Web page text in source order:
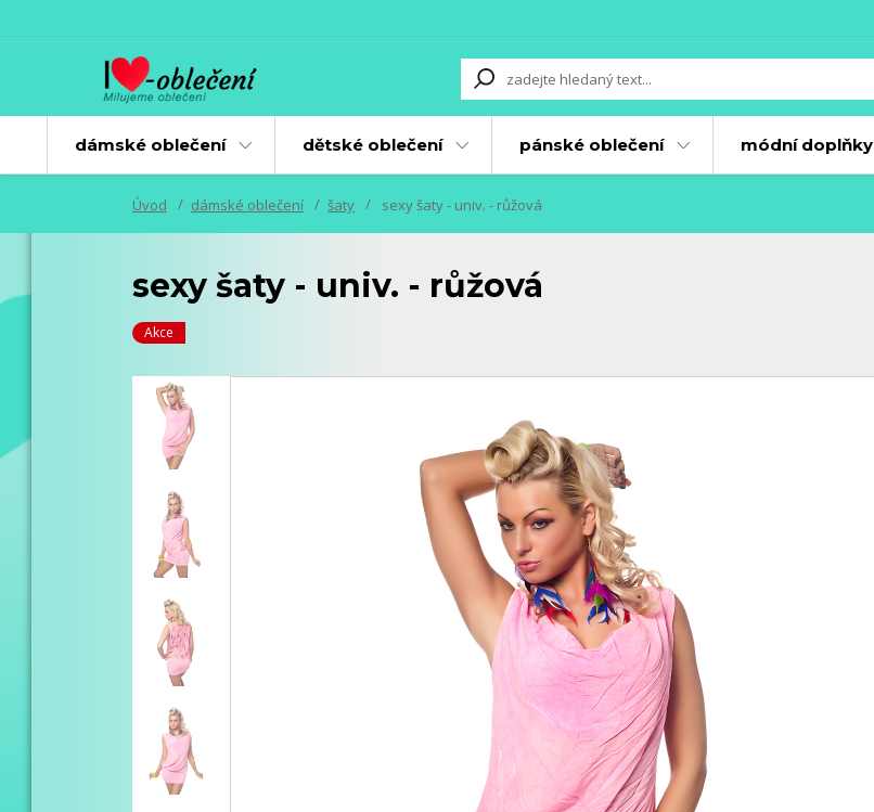
dámské oblečení dětské oblečení pánské oblečení módní doplňky
Úvod dámské oblečení šaty sexy šaty - univ. - růžová
sexy šaty - univ. - růžová
Akce